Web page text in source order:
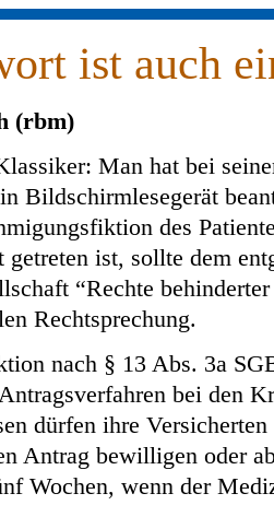
ist auch
(rbm)
Man hat bei
Bildschirmlesegerät
des
ist, sollte dem
“Rechte
Rechtsprechung.
nach § 13 Abs. 3a
bei den
dürfen ihre
Antrag bewilligen oder
Wochen, wenn der